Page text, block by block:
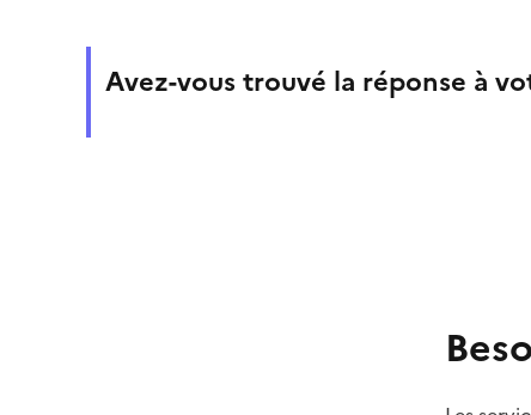
Avez-vous trouvé la réponse à